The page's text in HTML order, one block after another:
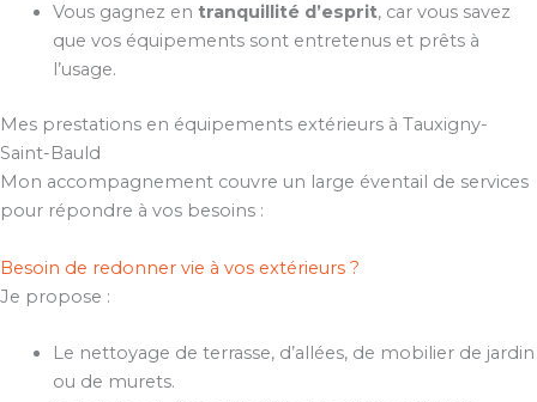
Vous gagnez en tranquillité d’esprit, car vous savez
que vos équipements sont entretenus et prêts à
l’usage.
Mes prestations en équipements extérieurs à Tauxigny-
Saint-Bauld
Mon accompagnement couvre un large éventail de services
pour répondre à vos besoins :
Besoin de redonner vie à vos extérieurs ?
Je propose :
Le nettoyage de terrasse, d’allées, de mobilier de jardin
ou de murets.